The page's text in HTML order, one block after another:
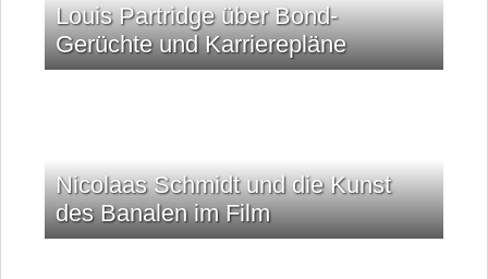
Louis Partridge über Bond-
Gerüchte und Karrierepläne
Nicolaas Schmidt und die Kunst
des Banalen im Film